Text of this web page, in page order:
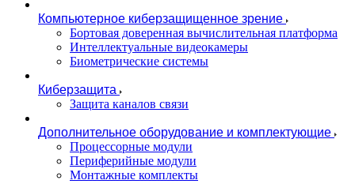
Компьютерное киберзащищенное зрение
Бортовая доверенная вычислительная платформа
Интеллектуальные видеокамеры
Биометрические системы
Киберзащита
Защита каналов связи
Дополнительное оборудование и комплектующие
Процессорные модули
Периферийные модули
Монтажные комплекты